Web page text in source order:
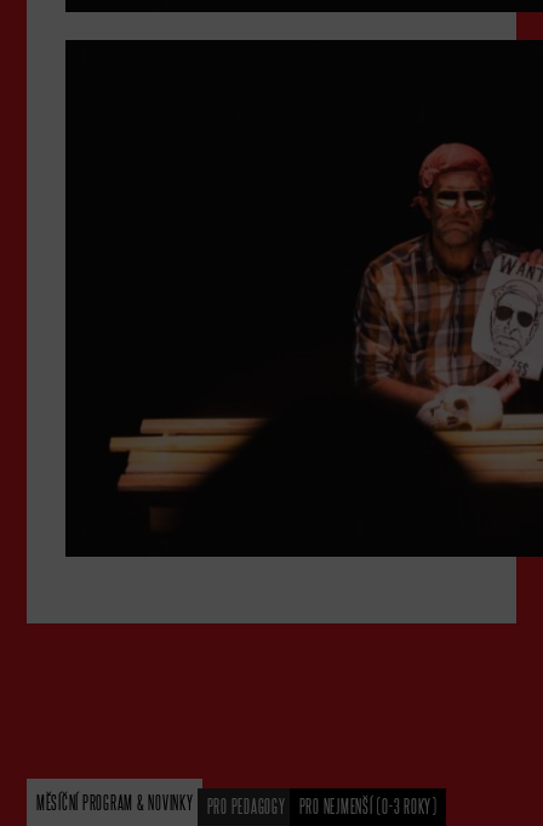
MĚSÍČNÍ PROGRAM & NOVINKY PRO PEDAGOGY PRO NEJMENŠÍ (0-3 ROKY)